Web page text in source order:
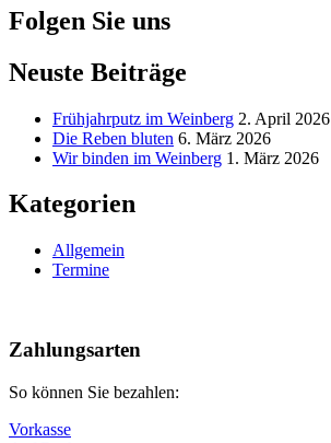
Folgen Sie uns
Neuste Beiträge
Frühjahrputz im Weinberg 2. April 2026
Die Reben bluten 6. März 2026
Wir binden im Weinberg 1. März 2026
Kategorien
Allgemein
Termine
oben
Zahlungsarten
So können Sie bezahlen:
Vorkasse